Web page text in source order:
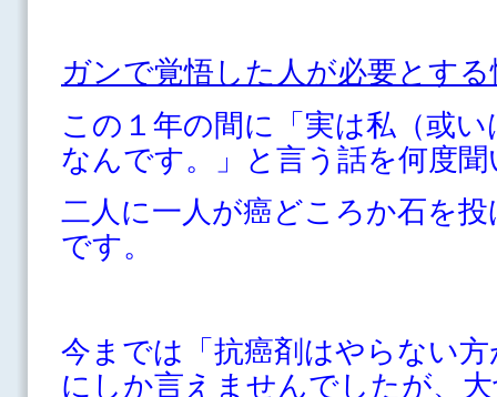
ガンで覚悟した人が必要とする
この１年の間に「実は私（或
なんです。」と言う話を何度
二人に一人が癌どころか石を
です。
今までは「抗癌剤はやらない
にしか言えませんでしたが、